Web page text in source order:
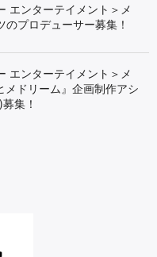
エンターテイメント＞メ
プロデューサー募集！
エンターテイメント＞メ
メドリーム』企画制作アシ
集！